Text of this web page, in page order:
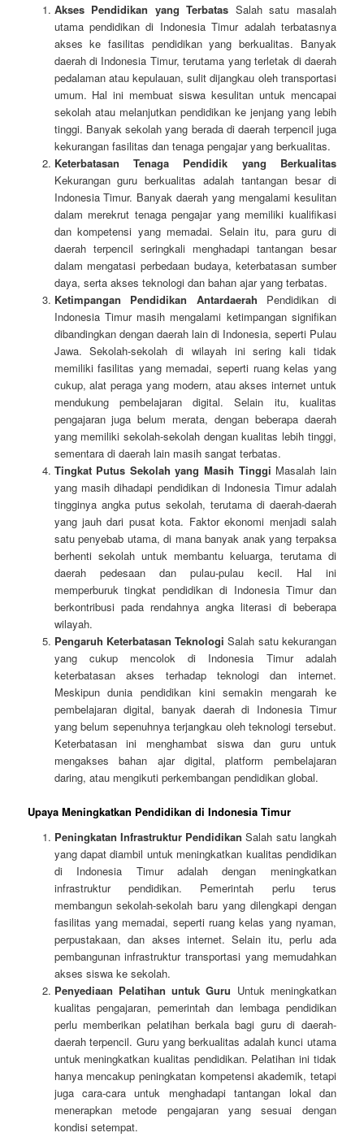
Akses Pendidikan yang Terbatas Salah satu masalah
utama pendidikan di Indonesia Timur adalah terbatasnya
akses ke fasilitas pendidikan yang berkualitas. Banyak
daerah di Indonesia Timur, terutama yang terletak di daerah
pedalaman atau kepulauan, sulit dijangkau oleh transportasi
umum. Hal ini membuat siswa kesulitan untuk mencapai
sekolah atau melanjutkan pendidikan ke jenjang yang lebih
tinggi. Banyak sekolah yang berada di daerah terpencil juga
kekurangan fasilitas dan tenaga pengajar yang berkualitas.
Keterbatasan Tenaga Pendidik yang Berkualitas
Kekurangan guru berkualitas adalah tantangan besar di
Indonesia Timur. Banyak daerah yang mengalami kesulitan
dalam merekrut tenaga pengajar yang memiliki kualifikasi
dan kompetensi yang memadai. Selain itu, para guru di
daerah terpencil seringkali menghadapi tantangan besar
dalam mengatasi perbedaan budaya, keterbatasan sumber
daya, serta akses teknologi dan bahan ajar yang terbatas.
Ketimpangan Pendidikan Antardaerah Pendidikan di
Indonesia Timur masih mengalami ketimpangan signifikan
dibandingkan dengan daerah lain di Indonesia, seperti Pulau
Jawa. Sekolah-sekolah di wilayah ini sering kali tidak
memiliki fasilitas yang memadai, seperti ruang kelas yang
cukup, alat peraga yang modern, atau akses internet untuk
mendukung pembelajaran digital. Selain itu, kualitas
pengajaran juga belum merata, dengan beberapa daerah
yang memiliki sekolah-sekolah dengan kualitas lebih tinggi,
sementara di daerah lain masih sangat terbatas.
Tingkat Putus Sekolah yang Masih Tinggi Masalah lain
yang masih dihadapi pendidikan di Indonesia Timur adalah
tingginya angka putus sekolah, terutama di daerah-daerah
yang jauh dari pusat kota. Faktor ekonomi menjadi salah
satu penyebab utama, di mana banyak anak yang terpaksa
berhenti sekolah untuk membantu keluarga, terutama di
daerah pedesaan dan pulau-pulau kecil. Hal ini
memperburuk tingkat pendidikan di Indonesia Timur dan
berkontribusi pada rendahnya angka literasi di beberapa
wilayah.
Pengaruh Keterbatasan Teknologi Salah satu kekurangan
yang cukup mencolok di Indonesia Timur adalah
keterbatasan akses terhadap teknologi dan internet.
Meskipun dunia pendidikan kini semakin mengarah ke
pembelajaran digital, banyak daerah di Indonesia Timur
yang belum sepenuhnya terjangkau oleh teknologi tersebut.
Keterbatasan ini menghambat siswa dan guru untuk
mengakses bahan ajar digital, platform pembelajaran
daring, atau mengikuti perkembangan pendidikan global.
Upaya Meningkatkan Pendidikan di Indonesia Timur
Peningkatan Infrastruktur Pendidikan Salah satu langkah
yang dapat diambil untuk meningkatkan kualitas pendidikan
di Indonesia Timur adalah dengan meningkatkan
infrastruktur pendidikan. Pemerintah perlu terus
membangun sekolah-sekolah baru yang dilengkapi dengan
fasilitas yang memadai, seperti ruang kelas yang nyaman,
perpustakaan, dan akses internet. Selain itu, perlu ada
pembangunan infrastruktur transportasi yang memudahkan
akses siswa ke sekolah.
Penyediaan Pelatihan untuk Guru Untuk meningkatkan
kualitas pengajaran, pemerintah dan lembaga pendidikan
perlu memberikan pelatihan berkala bagi guru di daerah-
daerah terpencil. Guru yang berkualitas adalah kunci utama
untuk meningkatkan kualitas pendidikan. Pelatihan ini tidak
hanya mencakup peningkatan kompetensi akademik, tetapi
juga cara-cara untuk menghadapi tantangan lokal dan
menerapkan metode pengajaran yang sesuai dengan
kondisi setempat.